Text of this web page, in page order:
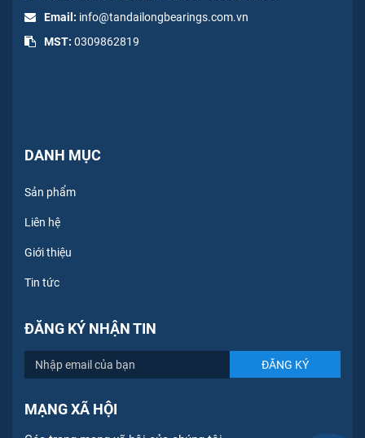
Email: info@tandailongbearings.com.vn
MST: 0309862819
DANH MỤC
Sản phẩm
Liên hệ
Giới thiệu
Tin tức
ĐĂNG KÝ NHẬN TIN
MẠNG XÃ HỘI